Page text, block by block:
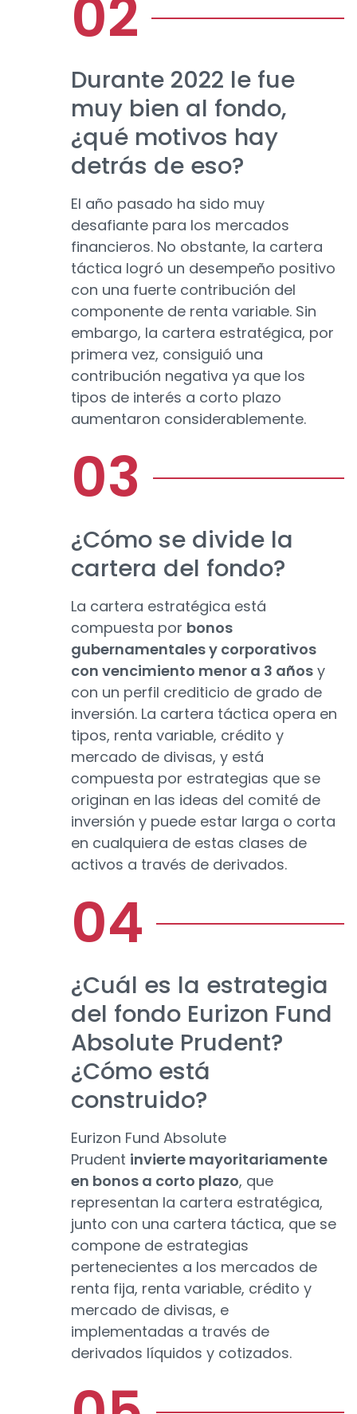
Durante 2022 le fue
muy bien al fondo,
¿qué motivos hay
detrás de eso?
El año pasado ha sido muy
desafiante para los mercados
financieros. No obstante, la cartera
táctica logró un desempeño positivo
con una fuerte contribución del
componente de renta variable. Sin
embargo, la cartera estratégica, por
primera vez, consiguió una
contribución negativa ya que los
tipos de interés a corto plazo
aumentaron considerablemente.
¿Cómo se divide la
cartera del fondo?
La cartera estratégica está
compuesta por bonos
gubernamentales y corporativos
con vencimiento menor a 3 años y
con un perfil crediticio de grado de
inversión. La cartera táctica opera en
tipos, renta variable, crédito y
mercado de divisas, y está
compuesta por estrategias que se
originan en las ideas del comité de
inversión y puede estar larga o corta
en cualquiera de estas clases de
activos a través de derivados.
¿Cuál es la estrategia
del fondo Eurizon Fund
Absolute Prudent?
¿Cómo está
construido?
Eurizon Fund Absolute
Prudent invierte mayoritariamente
en bonos a corto plazo, que
representan la cartera estratégica,
junto con una cartera táctica, que se
compone de estrategias
pertenecientes a los mercados de
renta fija, renta variable, crédito y
mercado de divisas, e
implementadas a través de
derivados líquidos y cotizados.